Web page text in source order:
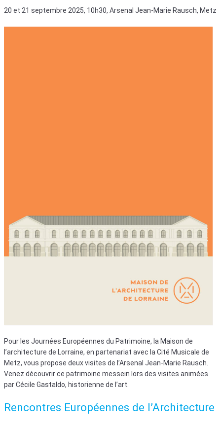
20 et 21 septembre 2025, 10h30, Arsenal Jean-Marie Rausch, Metz
Pour les Journées Européennes du Patrimoine, la Maison de
l’architecture de Lorraine, en partenariat avec la Cité Musicale de
Metz, vous propose deux visites de l’Arsenal Jean-Marie Rausch.
Venez découvrir ce patrimoine messein lors des visites animées
par Cécile Gastaldo, historienne de l’art.
Rencontres Européennes de l’Architecture